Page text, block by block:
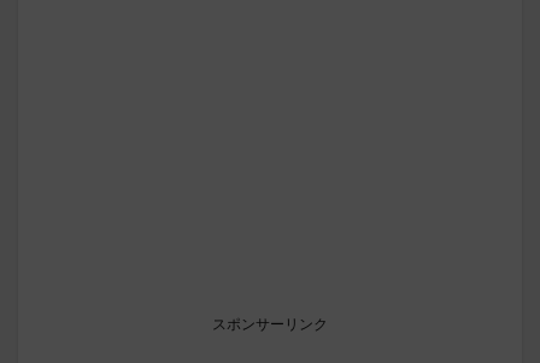
スポンサーリンク